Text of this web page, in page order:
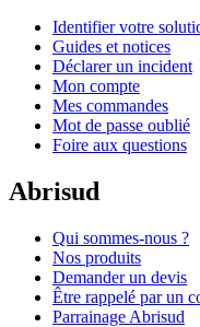
Identifier votre
Guides et notices
Déclarer un incident
Mon compte
Mes commandes
Mot de passe oublié
Foire aux questions
Abrisud
Qui sommes-nous ?
Nos produits
Demander un devis
Être rappelé par un
Parrainage Abrisud